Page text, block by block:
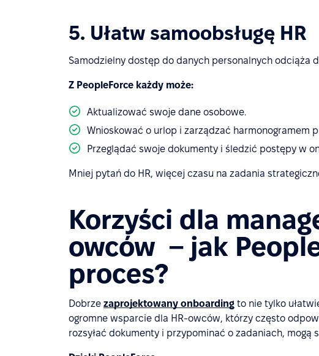
5. Ułatw samoobsługę HR
Samodzielny dostęp do danych personalnych odciąża
Z PeopleForce każdy może:
Aktualizować swoje dane osobowe.
Wnioskować o urlop i zarządzać harmonogramem
Przeglądać swoje dokumenty i śledzić postępy w
Mniej pytań do HR, więcej czasu na zadania
Korzyści dla
owców – jak
proces?
Dobrze zaprojektowany onboarding to nie tylko
ogromne wsparcie dla HR-owców, którzy często
rozsyłać dokumenty i przypominać o zadaniach,